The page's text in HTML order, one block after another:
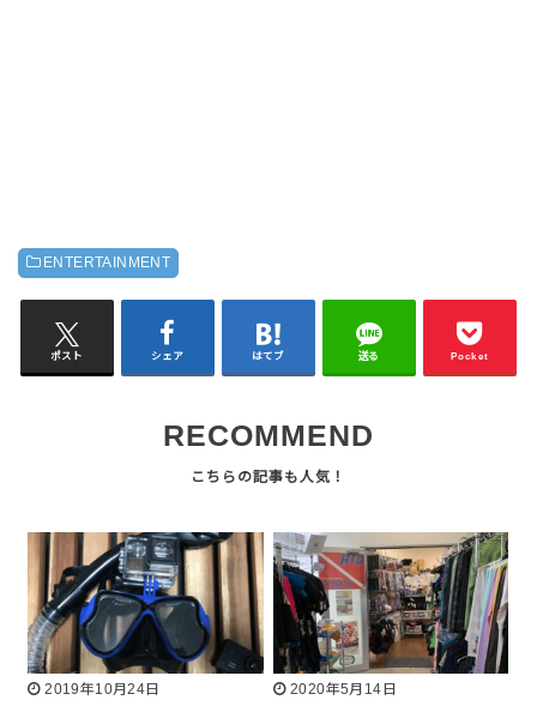
ENTERTAINMENT
ポスト シェア はてブ 送る Pocket
RECOMMEND
2019年10月24日
2020年5月14日